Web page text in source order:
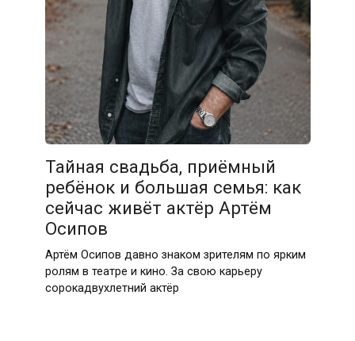
Тайная свадьба, приёмный
ребёнок и большая семья: как
сейчас живёт актёр Артём
Осипов
Артём Осипов давно знаком зрителям по ярким
ролям в театре и кино. За свою карьеру
сорокадвухлетний актёр